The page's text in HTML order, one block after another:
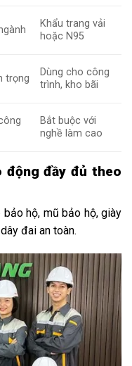
Khẩu trang vải
hoặc N95
trọng
Dùng cho công
trình, kho bãi
Bắt buộc với
nghề làm cao
động đầy đủ theo
bảo hộ, mũ bảo hộ, giày
đai an toàn.